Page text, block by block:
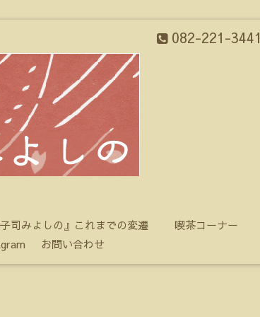
082-221-3441
子司みよしの』これまでの変遷
喫茶コーナー
お問い合わせ